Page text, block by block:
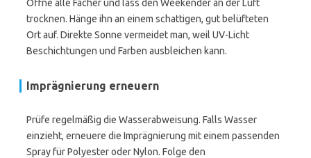
Öffne alle Fächer und lass den Weekender an der Luft
trocknen. Hänge ihn an einem schattigen, gut belüfteten
Ort auf. Direkte Sonne vermeidet man, weil UV-Licht
Beschichtungen und Farben ausbleichen kann.
Imprägnierung erneuern
Prüfe regelmäßig die Wasserabweisung. Falls Wasser
einzieht, erneuere die Imprägnierung mit einem passenden
Spray für Polyester oder Nylon. Folge den